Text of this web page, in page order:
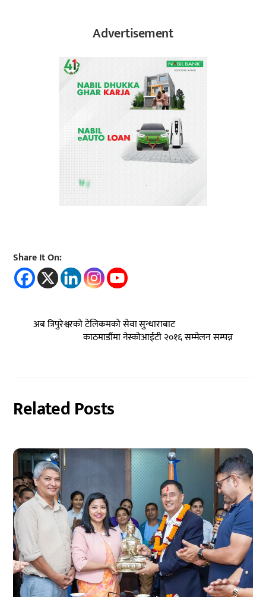
Advertisement
Share It On:
अब त्रिपुरेश्वरको टेलिकमको सेवा सुन्धाराबाट
काठमाडौंमा नेस्कोआईटी २०१६ सम्मेलन सम्पन्न
Related Posts